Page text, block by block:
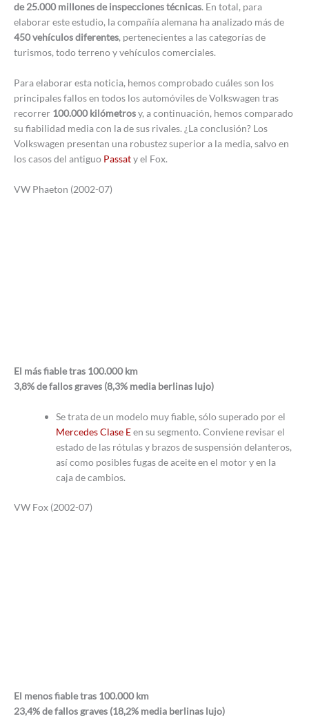
de 25.000 millones de inspecciones técnicas. En total, para
elaborar este estudio, la compañía alemana ha analizado más de
450 vehículos diferentes, pertenecientes a las categorías de
turismos, todo terreno y vehículos comerciales.
Para elaborar esta noticia, hemos comprobado cuáles son los
principales fallos en todos los automóviles de Volkswagen tras
recorrer 100.000 kilómetrosy, a continuación, hemos comparado
su fiabilidad media con la de sus rivales. ¿La conclusión? Los
Volkswagen presentan una robustez superior a la media, salvo en
los casos del antiguo Passaty el Fox.
VW Phaeton (2002-07)
El más fiable tras 100.000 km
3,8% de fallos graves (8,3% media berlinas lujo)
Se trata de un modelo muy fiable, sólo superado por el
Mercedes Clase Een su segmento. Conviene revisar el
estado de las rótulas y brazos de suspensión delanteros,
así como posibles fugas de aceite en el motor y en la
caja de cambios.
VW Fox (2002-07)
El menos fiable tras 100.000 km
23,4% de fallos graves (18,2% media berlinas lujo)